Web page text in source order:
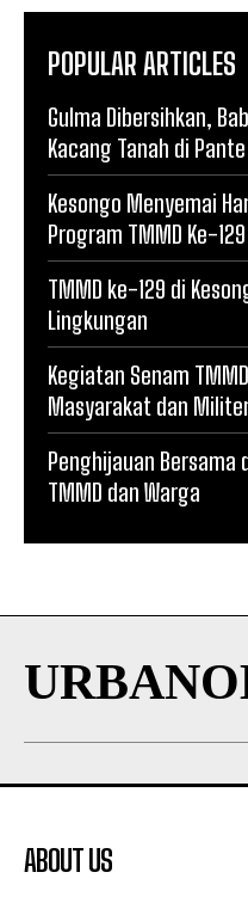
POPULAR ARTICLES
Gulma Dibersihkan,
Kacang Tanah di
Kesongo Menyemai
Program TMMD Ke-129
TMMD ke-129 di
Lingkungan
Kegiatan Senam
Masyarakat dan
Penghijauan Bersama
TMMD dan Warga
ABOUT US